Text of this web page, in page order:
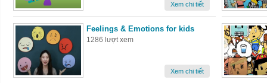
Xem chi tiết
Feelings & Emotions for kids
1286 lượt xem
Xem chi tiết